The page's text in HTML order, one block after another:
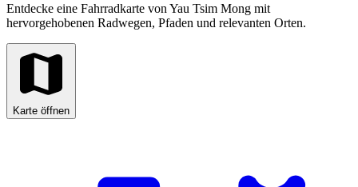
Entdecke eine Fahrradkarte von Yau Tsim Mong mit
hervorgehobenen Radwegen, Pfaden und relevanten Orten.
Karte öffnen